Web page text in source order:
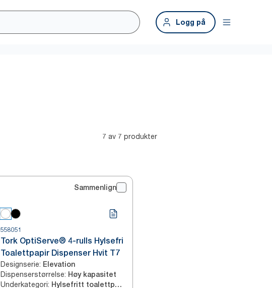
Logg på
7 av 7 produkter
Sammenlign
558051
Tork OptiServe® 4-rulls Hylsefri
Toalettpapir Dispenser Hvit T7
Designserie: Elevation
Dispenserstørrelse: Høy kapasitet
Underkategori: Hylsefritt toalettpapir